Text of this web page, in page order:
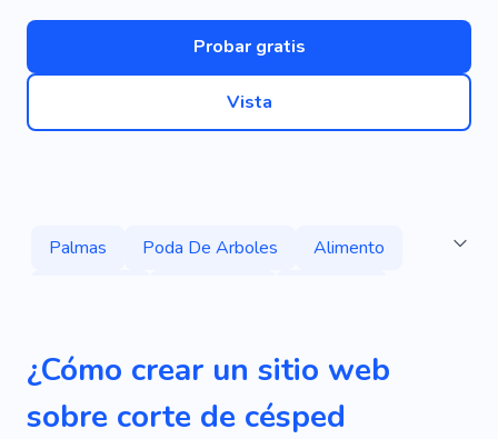
Probar gratis
Vista
Palmas Poda De Arboles
Alimento
Inventario
Cortadora De Césped
Casos De Propiedad
Poda De Arboles
¿Cómo crear un sitio web
sobre corte de césped